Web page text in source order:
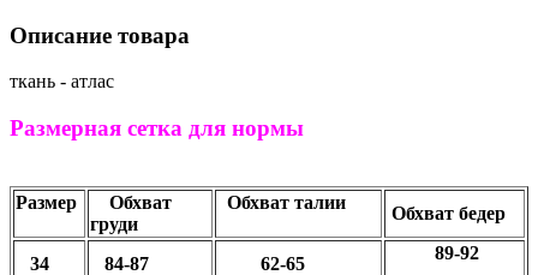
Описание товара
ткань - атлас
Размерная сетка для нормы
Размер
Обхват
груди
Обхват талии
Обхват бедер
34 84-87 62-65
89-92